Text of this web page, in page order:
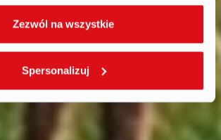
Zezwól na wszystkie
Spersonalizuj